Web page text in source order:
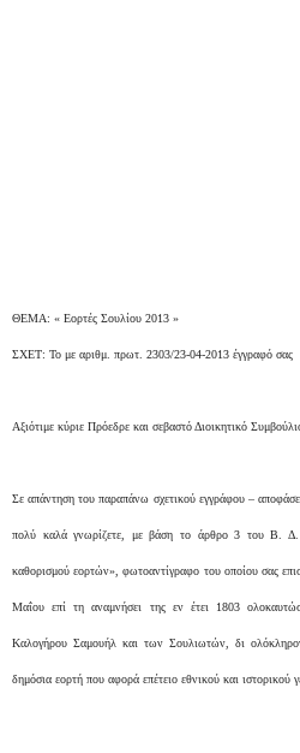
ΘΕΜΑ: « Εορτές Σουλίου 2013 »
ΣΧΕΤ: Το με αριθμ. πρωτ. 2303/23-04-2013 έγγραφό σας
Αξιότιμε κύριε Πρόεδρε και σεβαστό Διοικητικό
Σε απάντηση του παραπάνω σχετικού εγγράφου –
πολύ καλά γνωρίζετε, με βάση το άρθρο 3 του Β.
καθορισμού εορτών», φωτοαντίγραφο του οποίου σας
Μαΐου επί τη αναμνήσει της εν έτει 1803
Καλογήρου Σαμουήλ και των Σουλιωτών, δι
δημόσια εορτή που αφορά επέτειο εθνικού και ιστορικού